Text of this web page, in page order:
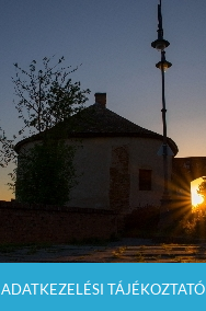
ADATKEZELÉSI TÁJÉKOZTATÓ